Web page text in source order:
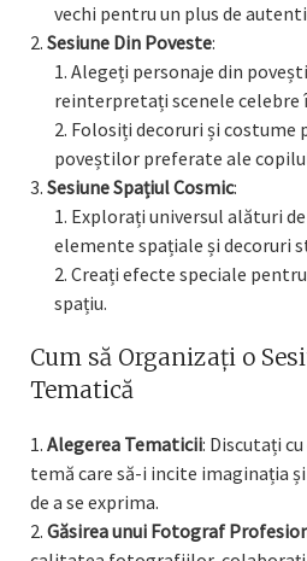
vechi pentru un plus de
Sesiune Din Poveste:
Alegeți personaje din
reinterpretați scenele celebre
Folosiți decoruri și costume
poveștilor preferate ale
Sesiune Spațiul Cosmic:
Explorați universul alături
elemente spațiale și decoruri
Creați efecte speciale
spațiu.
Cum să Organizați o
Tematică
Alegerea Tematicii: Discutați
temă care să-i incite imaginația
de a se exprima.
Găsirea unui Fotograf